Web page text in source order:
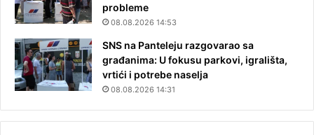
probleme
08.08.2026 14:53
SNS na Panteleju razgovarao sa
građanima: U fokusu parkovi, igrališta,
vrtići i potrebe naselja
08.08.2026 14:31